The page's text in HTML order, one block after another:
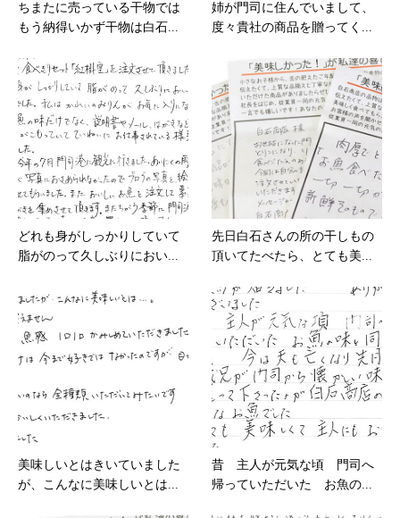
ちまたに売っている干物では
もう納得いかず干物は白石...
姉が門司に住んでいまして、
度々貴社の商品を贈ってく...
どれも身がしっかりしていて
脂がのって久しぶりにおい...
先日白石さんの所の干しもの
頂いてたべたら、とても美...
美味しいとはきいていました
が、こんなに美味しいとは...
昔 主人が元気な頃 門司へ
帰っていただいた お魚の...